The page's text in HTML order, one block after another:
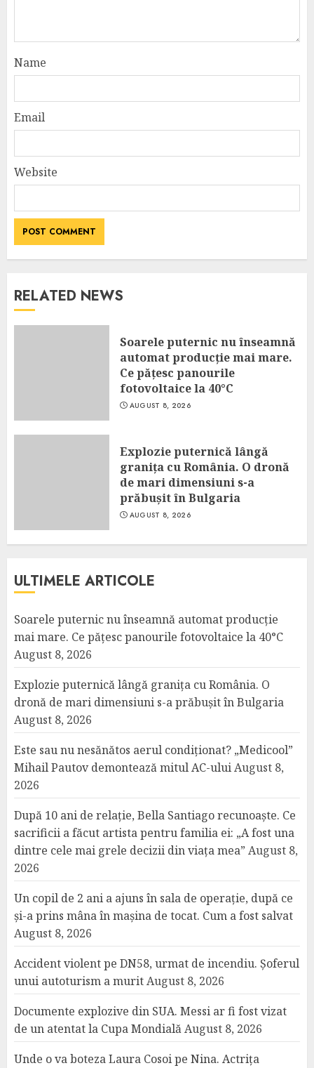
Name
Email
Website
RELATED NEWS
Soarele puternic nu înseamnă
automat producție mai mare.
Ce pățesc panourile
fotovoltaice la 40°C
AUGUST 8, 2026
Explozie puternică lângă
granița cu România. O dronă
de mari dimensiuni s-a
prăbușit în Bulgaria
AUGUST 8, 2026
ULTIMELE ARTICOLE
Soarele puternic nu înseamnă automat producție
mai mare. Ce pățesc panourile fotovoltaice la 40°C
August 8, 2026
Explozie puternică lângă granița cu România. O
dronă de mari dimensiuni s-a prăbușit în Bulgaria
August 8, 2026
Este sau nu nesănătos aerul condiționat? „Medicool”
Mihail Pautov demontează mitul AC-uluiAugust 8,
2026
După 10 ani de relație, Bella Santiago recunoaște. Ce
sacrificii a făcut artista pentru familia ei: „A fost una
dintre cele mai grele decizii din viața mea” August 8,
2026
Un copil de 2 ani a ajuns în sala de operație, după ce
și-a prins mâna în mașina de tocat. Cum a fost salvat
August 8, 2026
Accident violent pe DN58, urmat de incendiu. Șoferul
unui autoturism a muritAugust 8, 2026
Documente explozive din SUA. Messi ar fi fost vizat
de un atentat la Cupa MondialăAugust 8, 2026
Unde o va boteza Laura Cosoi pe Nina. Actrița